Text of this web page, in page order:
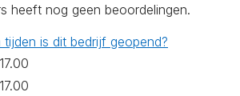
heeft nog geen beoordelingen.
is dit bedrijf geopend?